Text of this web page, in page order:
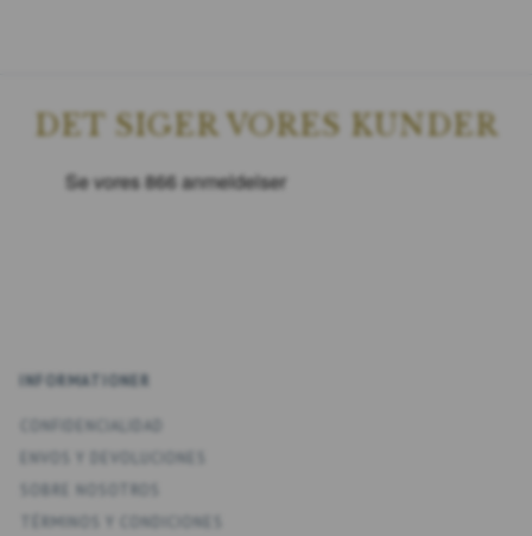
DET SIGER VORES KUNDER
INFORMATIONER
CONFIDENCIALIDAD
TÉRMINOS Y CONDICIONES